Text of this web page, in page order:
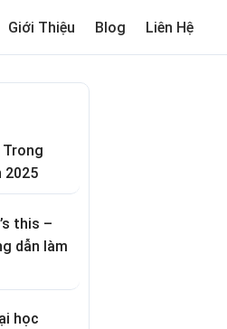
Giới Thiệu Blog Liên Hệ
Trong
2025
this –
dẫn làm
học